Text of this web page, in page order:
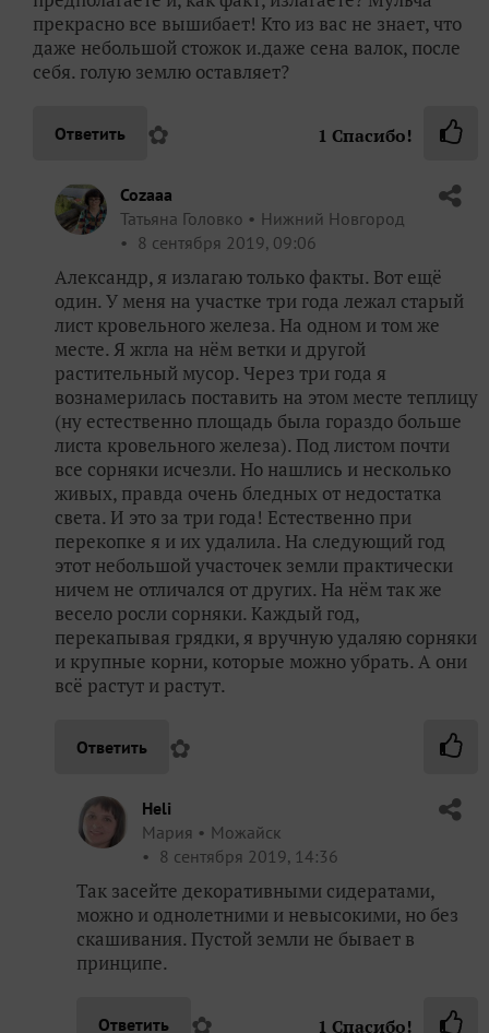
прекрасно все вышибает! Кто из вас не знает, что
даже небольшой стожок и.даже сена валок, после
себя. голую землю оставляет?
Ответить ✿ 1 Спасибо!
Cozaaa
Татьяна Головко
Нижний Новгород
8 сентября 2019, 09:06
Александр, я излагаю только факты. Вот ещё
один. У меня на участке три года лежал старый
лист кровельного железа. На одном и том же
месте. Я жгла на нём ветки и другой
растительный мусор. Через три года я
вознамерилась поставить на этом месте теплицу
(ну естественно площадь была гораздо больше
листа кровельного железа). Под листом почти
все сорняки исчезли. Но нашлись и несколько
живых, правда очень бледных от недостатка
света. И это за три года! Естественно при
перекопке я и их удалила. На следующий год
этот небольшой участочек земли практически
ничем не отличался от других. На нём так же
весело росли сорняки. Каждый год,
перекапывая грядки, я вручную удаляю сорняки
и крупные корни, которые можно убрать. А они
всё растут и растут.
Ответить ✿
Heli
Мария
Можайск
8 сентября 2019, 14:36
Так засейте декоративными сидератами,
можно и однолетними и невысокими, но без
скашивания. Пустой земли не бывает в
принципе.
Ответить ✿ 1 Спасибо!